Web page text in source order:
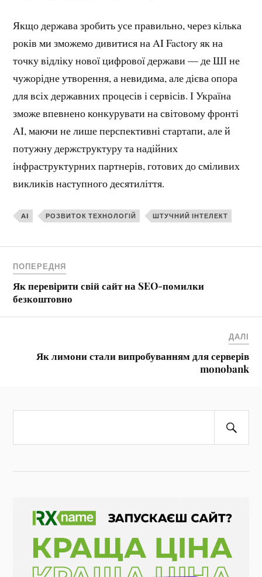
Якщо держава зробить усе правильно, через кілька
років ми зможемо дивитися на AI Factory як на
точку відліку нової цифрової держави — де ШІ не
чужорідне утворення, а невидима, але дієва опора
для всіх державних процесів і сервісів. І Україна
зможе впевнено конкурувати на світовому фронті
AI, маючи не лише перспективні стартапи, але й
потужну держструктуру та надійних
інфраструктурних партнерів, готових до сміливих
викликів наступного десятиліття.
AI РОЗВИТОК ТЕХНОЛОГІЙ ШТУЧНИЙ ІНТЕЛЕКТ
ПОПЕРЕДНЯ
Як перевірити свій сайт на SEO-помилки
безкоштовно
ДАЛІ
Як лимони стали випробуванням для серверів
monobank